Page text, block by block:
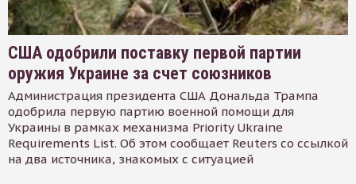
США одобрили поставку первой партии
оружия Украине за счет союзников
Администрация президента США Дональда Трампа
одобрила первую партию военной помощи для
Украины в рамках механизма Priority Ukraine
Requirements List. Об этом сообщает Reuters со ссылкой
на два источника, знакомых с ситуацией